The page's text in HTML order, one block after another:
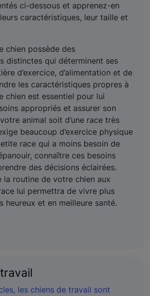
ci-dessous et apprenez-en
caractéristiques, leur taille et
chien possède des
distinctes qui déterminent ses
d’exercice, d’alimentation et de
les caractéristiques propres à
chien est essentiel pour lui
appropriés et assurer son
animal soit d’une race très
beaucoup d’exercice physique
race qui a moins besoin de
connaître ces besoins
des décisions éclairées.
la routine de votre chien aux
lui permettra de vivre plus
heureux et en meilleure santé.
les chiens de travail sont